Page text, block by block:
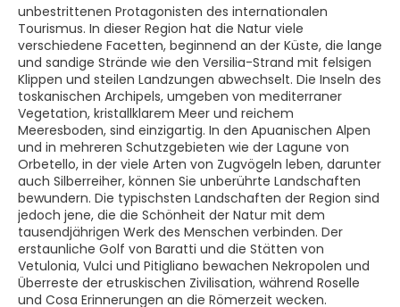
unbestrittenen Protagonisten des internationalen
Tourismus. In dieser Region hat die Natur viele
verschiedene Facetten, beginnend an der Küste, die lange
und sandige Strände wie den Versilia-Strand mit felsigen
Klippen und steilen Landzungen abwechselt. Die Inseln des
toskanischen Archipels, umgeben von mediterraner
Vegetation, kristallklarem Meer und reichem
Meeresboden, sind einzigartig. In den Apuanischen Alpen
und in mehreren Schutzgebieten wie der Lagune von
Orbetello, in der viele Arten von Zugvögeln leben, darunter
auch Silberreiher, können Sie unberührte Landschaften
bewundern. Die typischsten Landschaften der Region sind
jedoch jene, die die Schönheit der Natur mit dem
tausendjährigen Werk des Menschen verbinden. Der
erstaunliche Golf von Baratti und die Stätten von
Vetulonia, Vulci und Pitigliano bewachen Nekropolen und
Überreste der etruskischen Zivilisation, während Roselle
und Cosa Erinnerungen an die Römerzeit wecken.